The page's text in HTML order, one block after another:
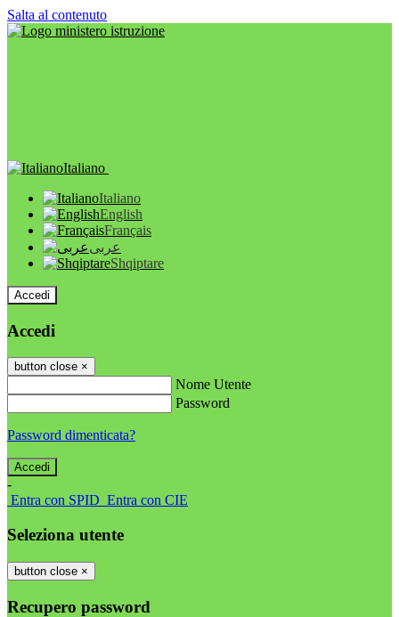
Salta al contenuto
Italiano
Italiano
English
Français
عربى
Shqiptare
Accedi
Accedi
button close ×
Nome Utente
Password
Password dimenticata?
-
Entra con SPID Entra con CIE
Seleziona utente
button close ×
Recupero password